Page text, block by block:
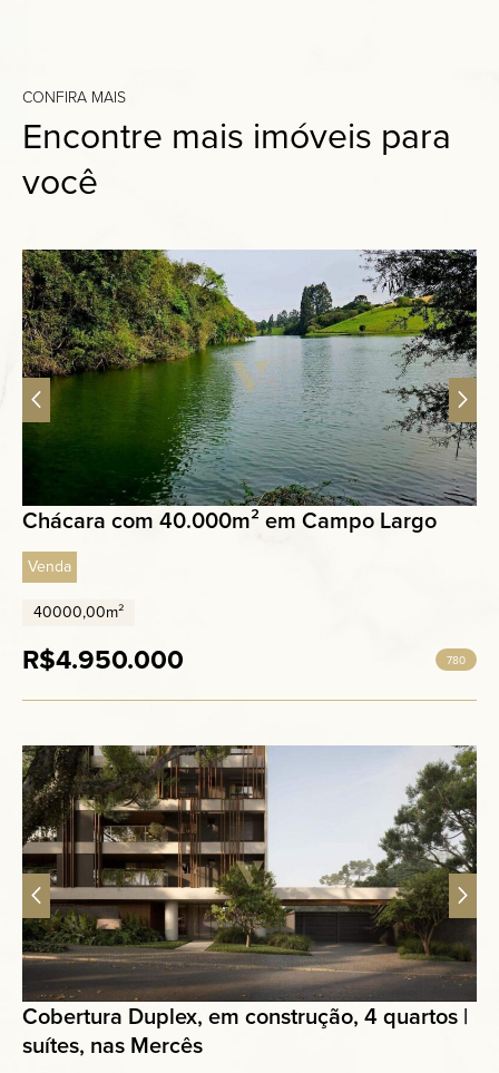
CONFIRA MAIS
Encontre mais imóveis para
você
Chácara com 40.000m² em Campo Largo
Venda
40000,00m²
R$4.950.000 780
Cobertura Duplex, em construção, 4 quartos |
suítes, nas Mercês